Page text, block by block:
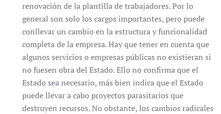
renovación de la plantilla de trabajadores. Por lo
general son solo los cargos importantes, pero puede
conllevar un cambio en la estructura y funcionalidad
completa de la empresa. Hay que tener en cuenta que
algunos servicios o empresas públicas no existieran si
no fuesen obra del Estado. Ello no confirma que el
Estado sea necesario, más bien indica que el Estado
puede llevar a cabo proyectos parasitarios que
destruyen recursos. No obstante, los cambios radicales